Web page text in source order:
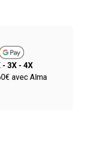
3X - 4X
avec Alma